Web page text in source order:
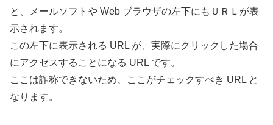
と、メールソフトや Web ブラウザの左下にもＵＲＬが表
示されます。
この左下に表示される URL が、実際にクリックした場合
にアクセスすることになる URL です。
ここは詐称できないため、ここがチェックすべき URL と
なります。